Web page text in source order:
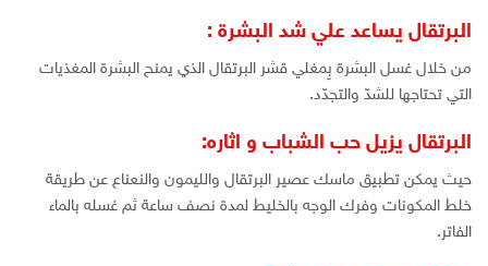
البرتقال يساعد علي شد البشرة :
من خلال غسل البشرة بِمغلي قشر البرتقال الذي يمنح البشرة المغذيات
التي تحتاجها للشدّ والتجدّد.
البرتقال يزيل حب الشباب و اثاره:
حيث يمكن تطبيق ماسك عصير البرتقال والليمون والنعناع عن طريقة
خلط المكونات وفرك الوجه بالخليط لمدة نصف ساعة ثم غسله بالماء
الفاتر.